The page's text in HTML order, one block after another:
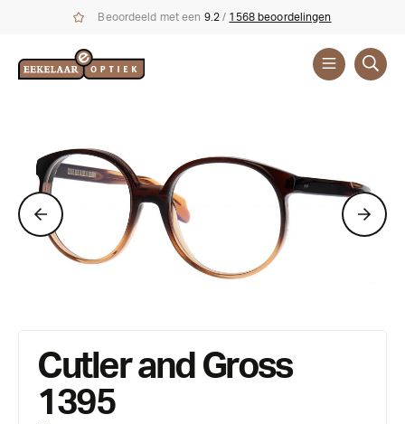
Beoordeeld met een 9.2 / 1568 beoordelingen
Cutler and Gross
1395